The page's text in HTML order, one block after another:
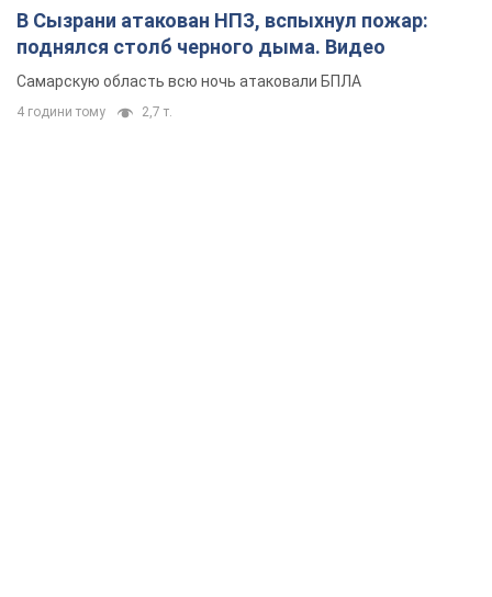
В Сызрани атакован НПЗ, вспыхнул пожар:
поднялся столб черного дыма. Видео
Самарскую область всю ночь атаковали БПЛА
4 години тому 2,7 т.